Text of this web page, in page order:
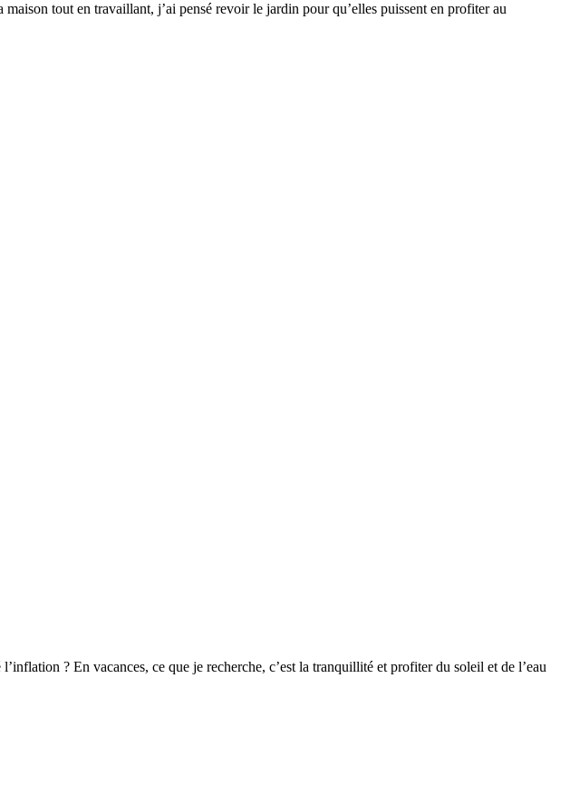
tout en travaillant, j’ai pensé revoir le jardin pour qu’elles puissent en profiter au
? En vacances, ce que je recherche, c’est la tranquillité et profiter du soleil et de l’eau